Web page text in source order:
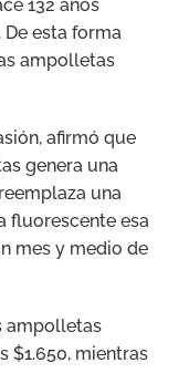
132 años
De esta forma
ampolletas
afirmó que
genera una
una
fluorescente esa
mes y medio de
ampolletas
$1.650, mientras